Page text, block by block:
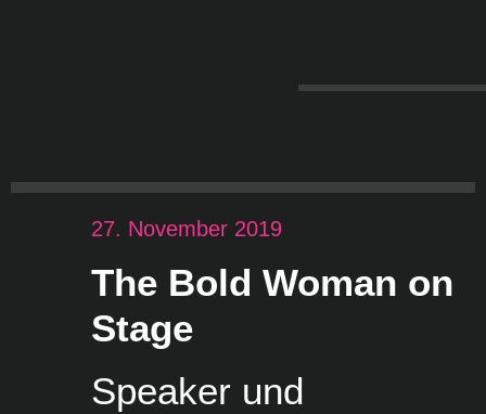
27. November 2019
The Bold Woman on
Stage
Speaker und